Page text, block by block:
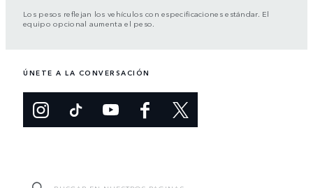
Los pesos reflejan los vehículos con especificaciones estándar. El
equipo opcional aumenta el peso.
ÚNETE A LA CONVERSACIÓN